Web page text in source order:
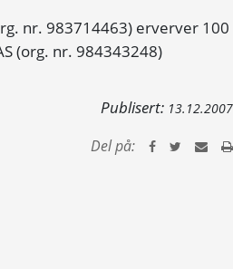
nr. 983714463) erverver 100
(org. nr. 984343248)
Publisert: 13.12.2007
Del på: